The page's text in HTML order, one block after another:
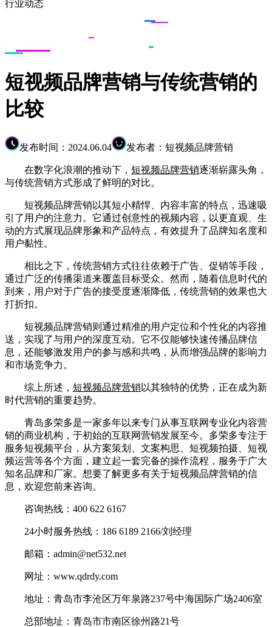
行业动态
短视频品牌营销与传统营销的
比较
发布时间：2024.06.04 发布者：短视频品牌营销
在数字化浪潮的推动下， 短视频品牌营销逐渐崭露头角，
与传统营销方式形成了鲜明的对比。
短视频品牌营销以其短小精悍、内容丰富的特点，迅速吸
引了用户的注意力。它通过创意性的视频内容，以更直观、生
动的方式展现品牌形象和产品特点，有效提升了品牌知名度和
用户黏性。
相比之下，传统营销方式往往依赖于广告、促销等手段，
通过广泛的传播渠道来覆盖目标受众。然而，随着信息时代的
到来，用户对于广告的接受度逐渐降低，传统营销的效果也大
打折扣。
短视频品牌营销则通过精准的用户定位和个性化的内容推
送，实现了与用户的深度互动。它不仅能够快速传播品牌信
息，还能够激发用户的参与感和共鸣，从而增强品牌的影响力
和市场竞争力。
综上所述， 短视频品牌营销 以其独特的优势，正在成为新
时代营销的重要趋势。
青岛多荣多是一家多年以来专门从事互联网专业化内容营
销的商业机构，于初始的互联网营销发展至今。多荣多专注于
服务短视频平台，从方案策划、文案构思、短视频拍摄、短视
频运营等各个方面，建立起一套完备的操作流程，服务于广大
知名品牌和厂家。想要了解更多有关于短视频品牌营销的信
息，欢迎您前来咨询。
咨询热线：400 622 6167
24小时服务热线：186 6189 2166/刘经理
邮箱：admin@net532.net
网址：www.qdrdy.com
地址：青岛市李沧区万年泉路237号中海国际广场2406室
总部地址：青岛市市南区徐州路21号